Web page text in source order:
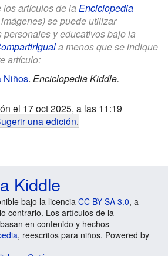
los artículos de la Enciclopedia
se puede utilizar
y educativos bajo la
a menos que se indique
artículo:
Niños. Enciclopedia Kiddle.
el 17 oct 2025, a las 11:19
una edición.
Kiddle
bajo la licencia CC BY-SA 3.0, a
contrario. Los artículos de la
en contenido y hechos
, reescritos para niños. Powered by